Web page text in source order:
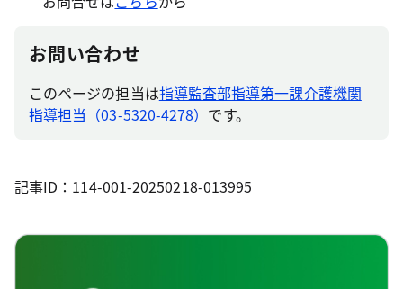
お問い合わせ
このページの担当は指導監査部指導第一課介護機関
指導担当（03-5320-4278） です。
記事ID：114-001-20250218-013995